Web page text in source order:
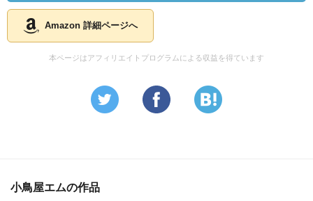
Amazon 詳細ページへ
本ページはアフィリエイトプログラムによる収益を得ています
小鳥屋エムの作品